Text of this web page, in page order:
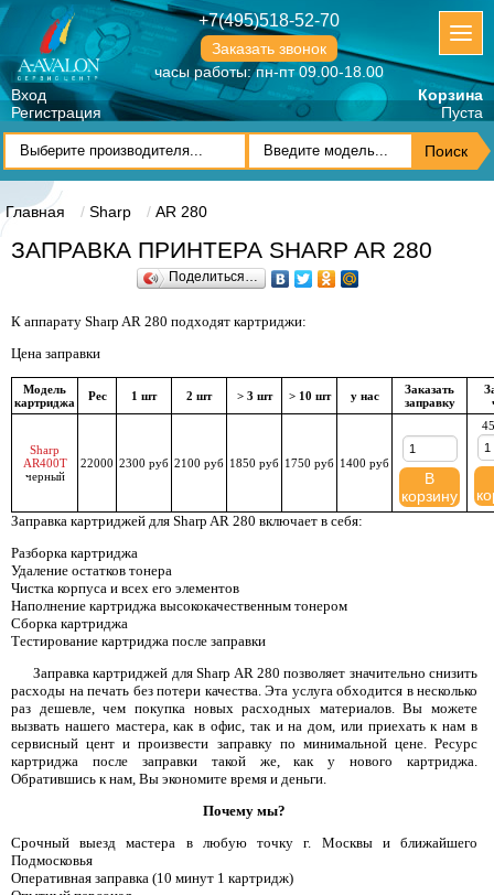
+7(495)518-52-70
Заказать звонок
часы работы: пн-пт 09.00-18.00
Вход
Регистрация
Корзина
Пуста
Главная Sharp AR 280
ЗАПРАВКА ПРИНТЕРА SHARP AR 280
Поделиться…
К аппарату Sharp AR 280 подходят картриджи:
Цена заправки
Модель
картриджа
Рес 1 шт 2 шт > 3 шт > 10 шт у нас
Заказать
заправку
Sharp
AR400T
черный
22000 2300 руб 2100 руб 1850 руб 1750 руб 1400 руб
В
корзину
Заправка картриджей для Sharp AR 280 включает в себя:
Разборка картриджа
Удаление остатков тонера
Чистка корпуса и всех его элементов
Наполнение картриджа высококачественным тонером
Сборка картриджа
Тестирование картриджа после заправки
Заправка картриджей для Sharp AR 280 позволяет значительно снизить
расходы на печать без потери качества. Эта услуга обходится в несколько
раз дешевле, чем покупка новых расходных материалов. Вы можете
вызвать нашего мастера, как в офис, так и на дом, или приехать к нам в
сервисный цент и произвести заправку по минимальной цене. Ресурс
картриджа после заправки такой же, как у нового картриджа.
Обратившись к нам, Вы экономите время и деньги.
Почему мы?
Срочный выезд мастера в любую точку г. Москвы и ближайшего
Подмосковья
Оперативная заправка (10 минут 1 картридж)